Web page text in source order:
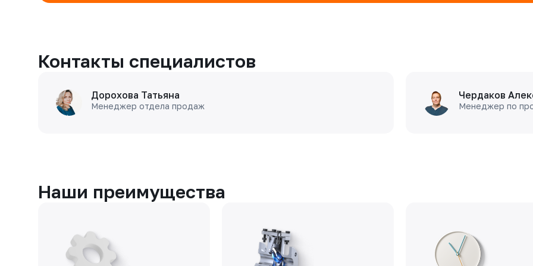
Контакты специалистов
Дорохова Татьяна
Менеджер отдела продаж
Чердаков
Менеджер по
Наши преимущества